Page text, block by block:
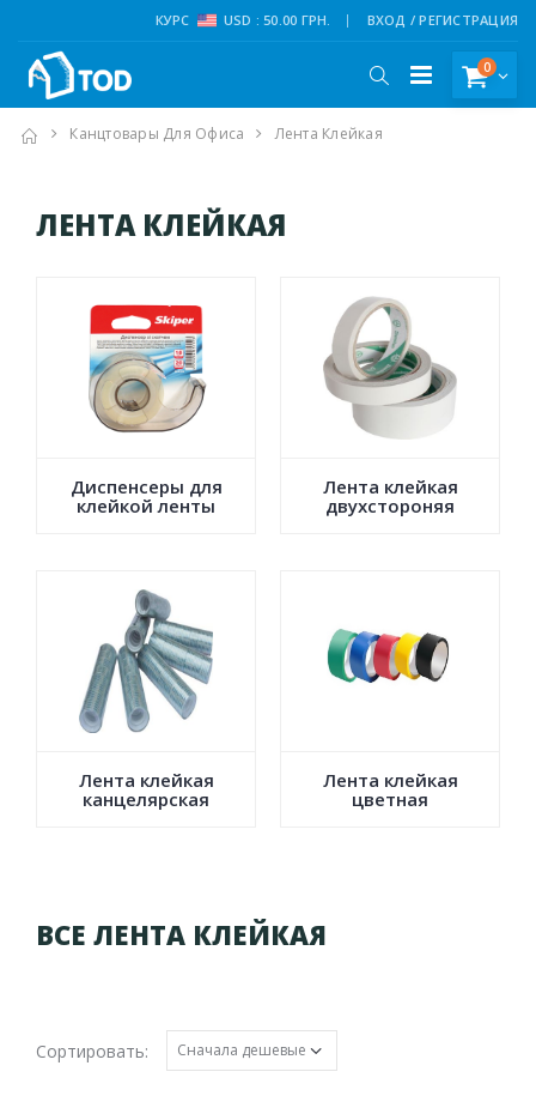
КУРС USD : 50.00 ГРН. ВХОД / РЕГИСТРАЦИЯ
0
Канцтовары Для Офиса Лента Клейкая
ЛЕНТА КЛЕЙКАЯ
Диспенсеры для
клейкой ленты
Лента клейкая
двухстороняя
Лента клейкая
канцелярская
Лента клейкая
цветная
ВСЕ ЛЕНТА КЛЕЙКАЯ
Сортировать: